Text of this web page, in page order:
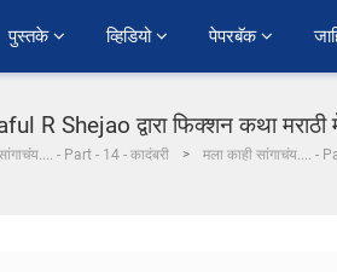
पुस्तके व्हिडियो पेपरबॅक
R Shejao द्वारा फिक्शन कथा मराठी
- Part - 14 - कादंबरी मला काही सांगाचंय.... -